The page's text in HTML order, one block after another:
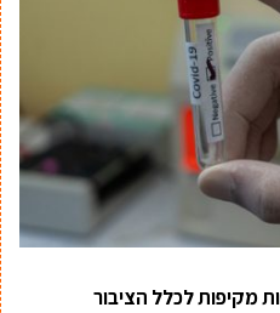
מקיפות לכלל הציבור